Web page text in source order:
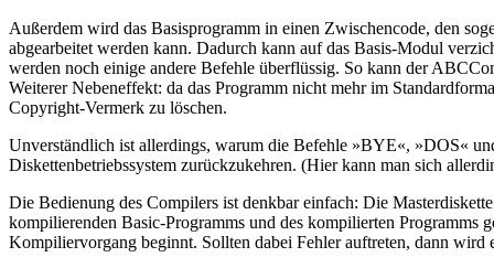
Außerdem wird das Basisprogramm in einen Zwischencode, den
abgearbeitet werden kann. Dadurch kann auf das Basis-Modul
werden noch einige andere Befehle überflüssig. So kann der
Weiterer Nebeneffekt: da das Programm nicht mehr im
Copyright-Vermerk zu löschen.
Unverständlich ist allerdings, warum die Befehle »BYE«, »DOS«
Diskettenbetriebssystem zurückzukehren. (Hier kann man sich
Die Bedienung des Compilers ist denkbar einfach: Die
kompilierenden Basic-Programms und des kompilierten Programms
Kompiliervorgang beginnt. Sollten dabei Fehler auftreten, dann wird